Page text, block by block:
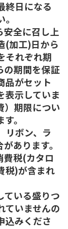
終日になる
全に召し上
(加工)日から
それぞれ期
の期間を保証
品がセット
表示していま
）期限につい
。
リボン、ラ
あります。
税(カタロ
税)が含まれ
ている盛りつ
ていませんの
込みくださ